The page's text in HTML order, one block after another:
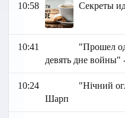
10:58 Секреты
10:41
"Прошел
девять дне
10:24
"Нічний
Шарп